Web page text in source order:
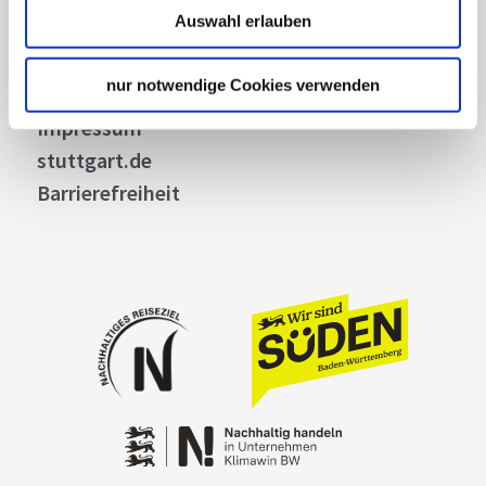
Auswahl erlauben
nur notwendige Cookies verwenden
Kontakt
Cookies
Impressum
stuttgart.de
Barrierefreiheit